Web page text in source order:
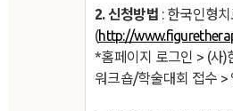
2. 신청방법 : 한국인형치
(http://
*홈페이지 로그인 > (사)
워크숍/학술대회 접수 >